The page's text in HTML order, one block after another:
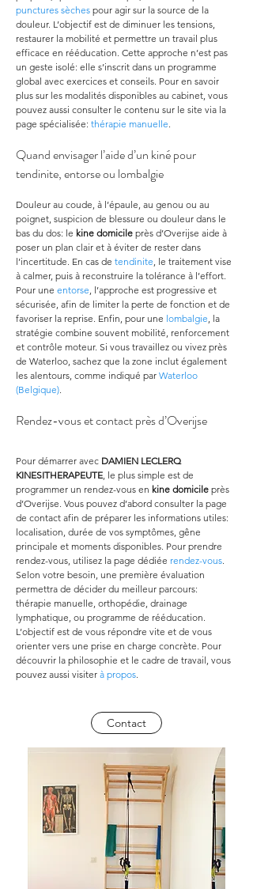
punctures sèches pour agir sur la source de la
douleur. L’objectif est de diminuer les tensions,
restaurer la mobilité et permettre un travail plus
efficace en rééducation. Cette approche n’est pas
un geste isolé: elle s’inscrit dans un programme
global avec exercices et conseils. Pour en savoir
plus sur les modalités disponibles au cabinet, vous
pouvez aussi consulter le contenu sur le site via la
page spécialisée: thérapie manuelle.
Quand envisager l’aide d’un kiné pour
tendinite, entorse ou lombalgie
Douleur au coude, à l’épaule, au genou ou au
poignet, suspicion de blessure ou douleur dans le
bas du dos: le kine domicile près d’Overijse aide à
poser un plan clair et à éviter de rester dans
l’incertitude. En cas de tendinite, le traitement vise
à calmer, puis à reconstruire la tolérance à l’effort.
Pour une entorse, l’approche est progressive et
sécurisée, afin de limiter la perte de fonction et de
favoriser la reprise. Enfin, pour une lombalgie, la
stratégie combine souvent mobilité, renforcement
et contrôle moteur. Si vous travaillez ou vivez près
de Waterloo, sachez que la zone inclut également
les alentours, comme indiqué par Waterloo
(Belgique).
Rendez-vous et contact près d’Overijse
Pour démarrer avec DAMIEN LECLERQ
KINESITHERAPEUTE, le plus simple est de
programmer un rendez-vous en kine domicile près
d’Overijse. Vous pouvez d’abord consulter la page
de contact afin de préparer les informations utiles:
localisation, durée de vos symptômes, gêne
principale et moments disponibles. Pour prendre
rendez-vous, utilisez la page dédiée rendez-vous.
Selon votre besoin, une première évaluation
permettra de décider du meilleur parcours:
thérapie manuelle, orthopédie, drainage
lymphatique, ou programme de rééducation.
L’objectif est de vous répondre vite et de vous
orienter vers une prise en charge concrète. Pour
découvrir la philosophie et le cadre de travail, vous
pouvez aussi visiter à propos.
Contact